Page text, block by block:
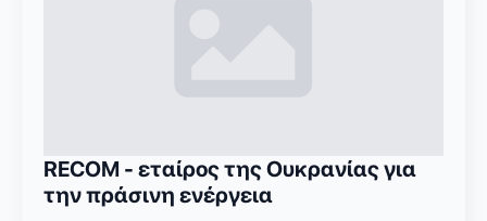
RECOM - εταίρος της Ουκρανίας για
την πράσινη ενέργεια